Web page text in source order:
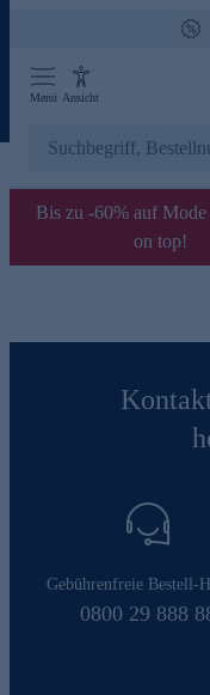
Menü Ansicht
Bis zu -60% auf
on top!
Gebührenfreie Bestell-
0800 29 888